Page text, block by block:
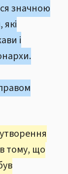
значною
і
тому, що